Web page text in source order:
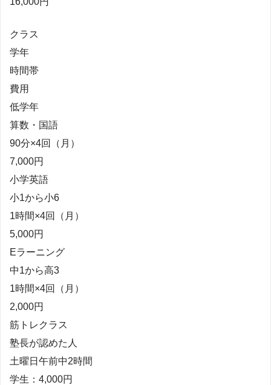
クラス
学年
時間帯
費用
低学年
算数・国語
90分×4回（月）
7,000円
小学英語
小1から小6
1時間×4回（月）
5,000円
Eラーニング
中1から高3
1時間×4回（月）
2,000円
筋トレクラス
塾長が認めた人
土曜日午前中2時間
学生：4,000円